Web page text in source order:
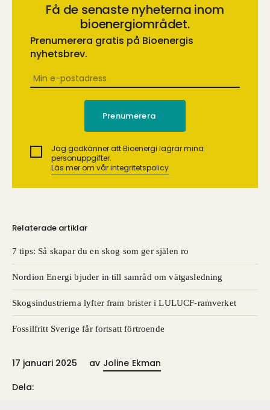
Få de senaste nyheterna inom
bioenergiområdet.
Prenumerera gratis på Bioenergis
nyhetsbrev.
Jag godkänner att Bioenergi lagrar mina
personuppgifter.
Läs mer om vår integritetspolicy
Relaterade artiklar
7 tips: Så skapar du en skog som ger själen ro
Nordion Energi bjuder in till samråd om vätgasledning
Skogsindustrierna lyfter fram brister i LULUCF-ramverket
Fossilfritt Sverige får fortsatt förtroende
17 januari 2025 av Joline Ekman
Dela: